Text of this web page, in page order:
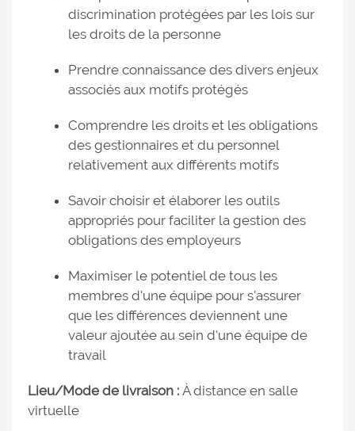
discrimination protégées par les lois sur
les droits de la personne
Prendre connaissance des divers enjeux
associés aux motifs protégés
Comprendre les droits et les obligations
des gestionnaires et du personnel
relativement aux différents motifs
Savoir choisir et élaborer les outils
appropriés pour faciliter la gestion des
obligations des employeurs
Maximiser le potentiel de tous les
membres d'une équipe pour s'assurer
que les différences deviennent une
valeur ajoutée au sein d'une équipe de
travail
Lieu/Mode de livraison : À distance en salle
virtuelle